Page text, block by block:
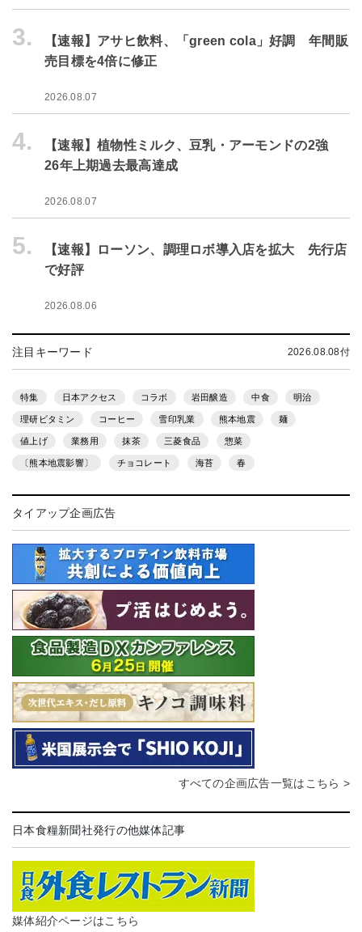
3.
【速報】アサヒ飲料、「green cola」好調 年間販
売目標を4倍に修正
2026.08.07
4.
【速報】植物性ミルク、豆乳・アーモンドの2強
26年上期過去最高達成
2026.08.07
5.
【速報】ローソン、調理ロボ導入店を拡大 先行店
で好評
2026.08.06
注目キーワード 2026.08.08付
特集 日本アクセス コラボ 岩田醸造 中食 明治
理研ビタミン コーヒー 雪印乳業 熊本地震 麺
値上げ 業務用 抹茶 三菱食品 惣菜
〔熊本地震影響〕 チョコレート 海苔 春
タイアップ企画広告
すべての企画広告一覧はこちら >
日本食糧新聞社発行の他媒体記事
媒体紹介ページはこちら